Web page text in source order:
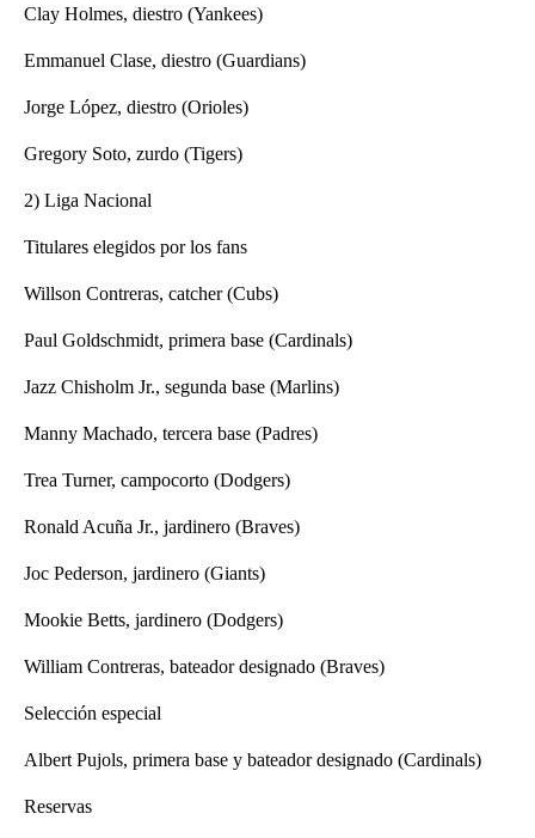
Clay Holmes, diestro (Yankees)
Emmanuel Clase, diestro (Guardians)
Jorge López, diestro (Orioles)
Gregory Soto, zurdo (Tigers)
2) Liga Nacional
Titulares elegidos por los fans
Willson Contreras, catcher (Cubs)
Paul Goldschmidt, primera base (Cardinals)
Jazz Chisholm Jr., segunda base (Marlins)
Manny Machado, tercera base (Padres)
Trea Turner, campocorto (Dodgers)
Ronald Acuña Jr., jardinero (Braves)
Joc Pederson, jardinero (Giants)
Mookie Betts, jardinero (Dodgers)
William Contreras, bateador designado (Braves)
Selección especial
Albert Pujols, primera base y bateador designado (Cardinals)
Reservas